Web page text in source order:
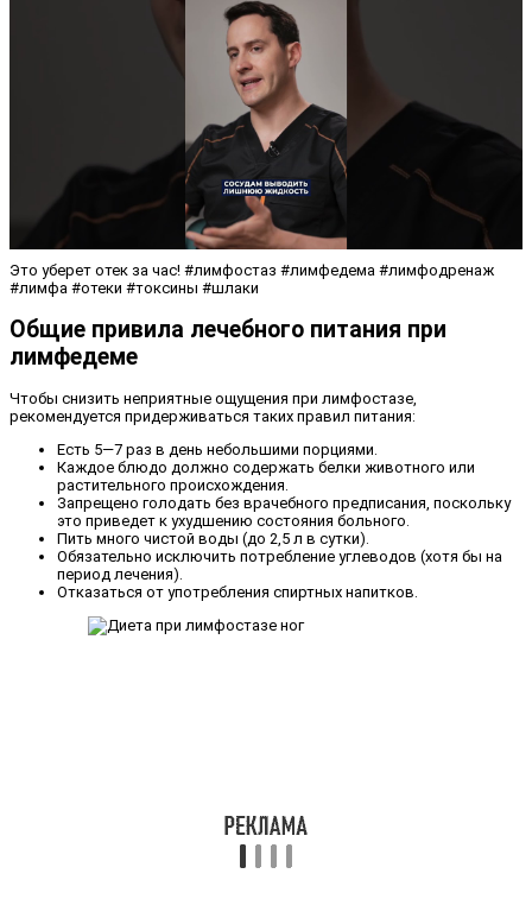
Это уберет отек за час! #лимфостаз #лимфедема #лимфодренаж
#лимфа #отеки #токсины #шлаки
Общие привила лечебного питания при
лимфедеме
Чтобы снизить неприятные ощущения при лимфостазе,
рекомендуется придерживаться таких правил питания:
Есть 5—7 раз в день небольшими порциями.
Каждое блюдо должно содержать белки животного или
растительного происхождения.
Запрещено голодать без врачебного предписания, поскольку
это приведет к ухудшению состояния больного.
Пить много чистой воды (до 2,5 л в сутки).
Обязательно исключить потребление углеводов (хотя бы на
период лечения).
Отказаться от употребления спиртных напитков.